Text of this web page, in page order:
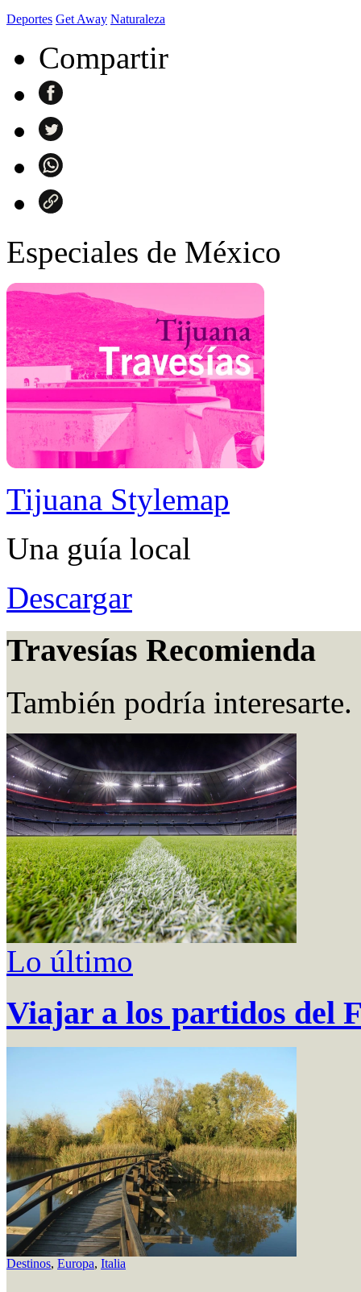
Deportes Get Away Naturaleza
Compartir
Especiales de México
Tijuana Stylemap
Una guía local
Descargar
Travesías Recomienda
También podría interesarte.
Lo último
Viajar a los partidos del
Destinos, Europa, Italia